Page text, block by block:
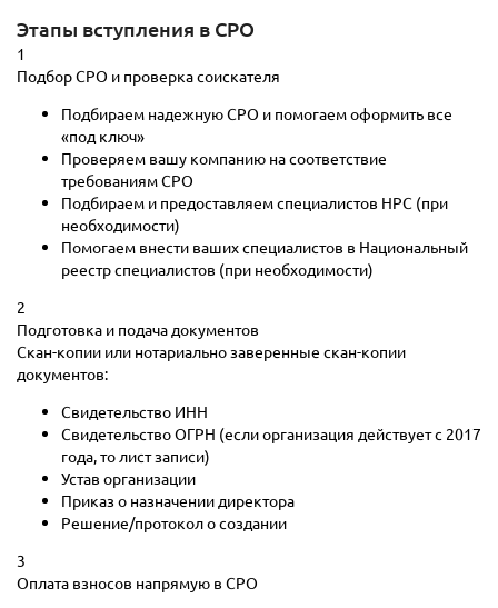
Этапы вступления в СРО
1
Подбор СРО и проверка соискателя
Подбираем надежную СРО и помогаем оформить все
«под ключ»
Проверяем вашу компанию на соответствие
требованиям СРО
Подбираем и предоставляем специалистов НРС (при
необходимости)
Помогаем внести ваших специалистов в Национальный
реестр специалистов (при необходимости)
2
Подготовка и подача документов
Скан-копии или нотариально заверенные скан-копии
документов:
Свидетельство ИНН
Свидетельство ОГРН (если организация действует с 2017
года, то лист записи)
Устав организации
Приказ о назначении директора
Решение/протокол о создании
3
Оплата взносов напрямую в СРО